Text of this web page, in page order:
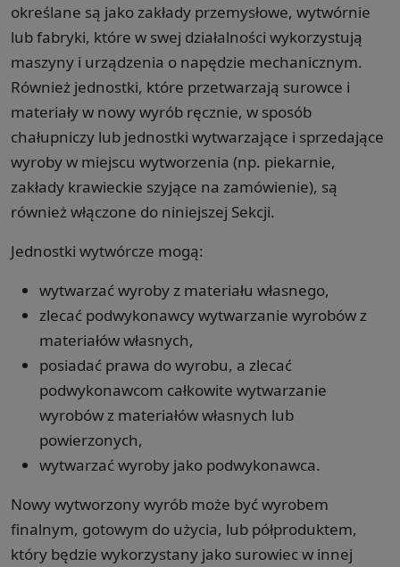
określane są jako zakłady przemysłowe, wytwórnie
lub fabryki, które w swej działalności wykorzystują
maszyny i urządzenia o napędzie mechanicznym.
Również jednostki, które przetwarzają surowce i
materiały w nowy wyrób ręcznie, w sposób
chałupniczy lub jednostki wytwarzające i sprzedające
wyroby w miejscu wytworzenia (np. piekarnie,
zakłady krawieckie szyjące na zamówienie), są
również włączone do niniejszej Sekcji.
Jednostki wytwórcze mogą:
wytwarzać wyroby z materiału własnego,
zlecać podwykonawcy wytwarzanie wyrobów z
materiałów własnych,
posiadać prawa do wyrobu, a zlecać
podwykonawcom całkowite wytwarzanie
wyrobów z materiałów własnych lub
powierzonych,
wytwarzać wyroby jako podwykonawca.
Nowy wytworzony wyrób może być wyrobem
finalnym, gotowym do użycia, lub półproduktem,
który będzie wykorzystany jako surowiec w innej